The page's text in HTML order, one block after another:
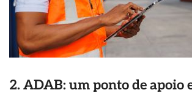
2. ADAB: um ponto de apoio